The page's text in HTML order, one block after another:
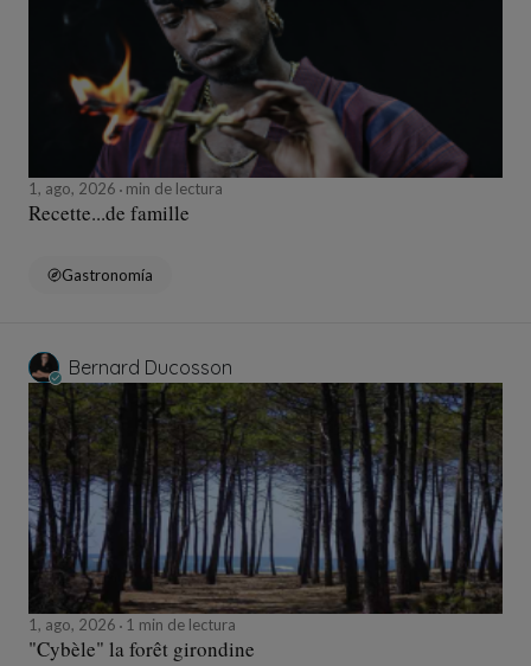
1, ago, 2026 min de lectura
Recette...de famille
Gastronomía
Bernard Ducosson
1, ago, 2026 1 min de lectura
"Cybèle" la forêt girondine